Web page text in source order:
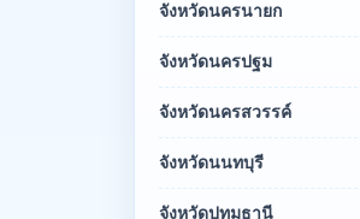
จังหวัดนครนายก
จังหวัดนครปฐม
จังหวัดนครสวรรค์
จังหวัดนนทบุรี
จังหวัดปทุมธานี